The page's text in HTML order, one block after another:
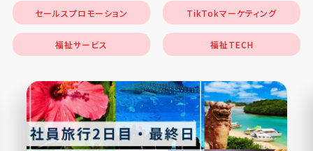
セールスプロモーション TikTokマーケティング
福祉サービス 福祉TECH